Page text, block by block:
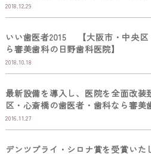
2018.12.29
いい歯医者2015 【大阪市・中央区
ら審美歯科の日野歯科医院】
2018.10.18
最新設備を導入し、医院を全面改
区・心斎橋の歯医者・歯科なら審美
2016.11.27
デンツプライ・シロナ賞を受賞い